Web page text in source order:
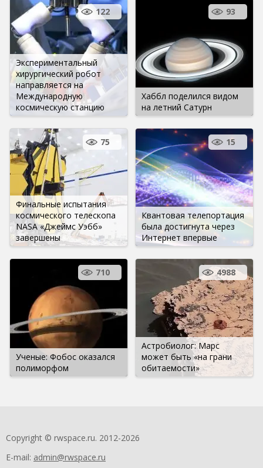
Экспериментальный
хирургический робот
направляется на
Международную
космическую станцию
122
Хаббл поделился видом
на летний Сатурн
93
Финальные испытания
космического телескопа
NASA «Джеймс Уэбб»
завершены
75
Квантовая телепортация
была достигнута через
Интернет впервые
15
Ученые: Фобос оказался
полиморфом
710
Астробиолог: Марс
может быть «на грани
обитаемости»
4988
Copyright © rwspace.ru. 2012-2026
E-mail: admin@rwspace.ru